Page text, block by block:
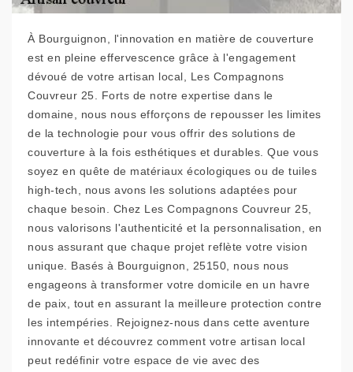
À Bourguignon, l'innovation en matière de couverture
est en pleine effervescence grâce à l'engagement
dévoué de votre artisan local, Les Compagnons
Couvreur 25. Forts de notre expertise dans le
domaine, nous nous efforçons de repousser les limites
de la technologie pour vous offrir des solutions de
couverture à la fois esthétiques et durables. Que vous
soyez en quête de matériaux écologiques ou de tuiles
high-tech, nous avons les solutions adaptées pour
chaque besoin. Chez Les Compagnons Couvreur 25,
nous valorisons l'authenticité et la personnalisation, en
nous assurant que chaque projet reflète votre vision
unique. Basés à Bourguignon, 25150, nous nous
engageons à transformer votre domicile en un havre
de paix, tout en assurant la meilleure protection contre
les intempéries. Rejoignez-nous dans cette aventure
innovante et découvrez comment votre artisan local
peut redéfinir votre espace de vie avec des